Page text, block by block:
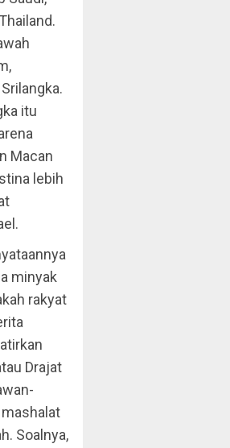
itu
Macan
lebih
minyak
rakyat
Drajat
mashalat
Soalnya,